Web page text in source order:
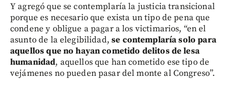
Y agregó que se contemplaría la justicia transicional
porque es necesario que exista un tipo de pena que
condene y obligue a pagar a los victimarios, “en el
asunto de la elegibilidad,se contemplaría solo para
aquellos que no hayan cometido delitos de lesa
humanidad, aquellos que han cometido ese tipo de
vejámenes no pueden pasar del monte al Congreso”.